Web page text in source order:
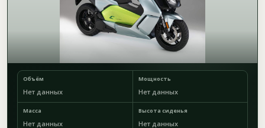
Объём
Нет данных
Мощность
Нет данных
Масса
Нет данных
Высота сиденья
Нет данных